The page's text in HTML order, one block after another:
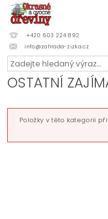
+420 603 224 892
info@zahrada-zizka.cz
OSTATNÍ
Položky v této kategorii